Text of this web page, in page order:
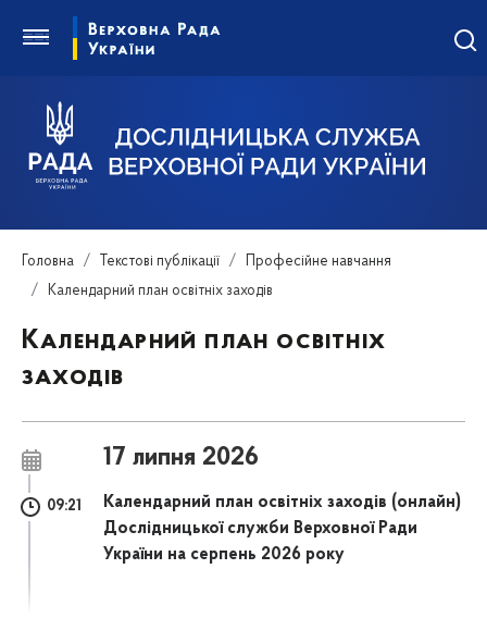
Головна Текстові публікації
Професійне навчання
Календарний план освітніх заходів
Календарний план освітніх
заходів
17 липня 2026
09:21
Календарний план освітніх заходів (онлайн)
Дослідницької служби Верховної Ради
України на серпень 2026 року